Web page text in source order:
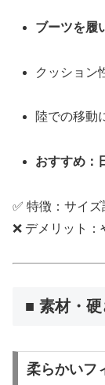
ブーツを履
クッション
陸での移動
おすすめ：
✅ 特徴：サイ
❌ デメリット
■ 素材・
柔らかいフ